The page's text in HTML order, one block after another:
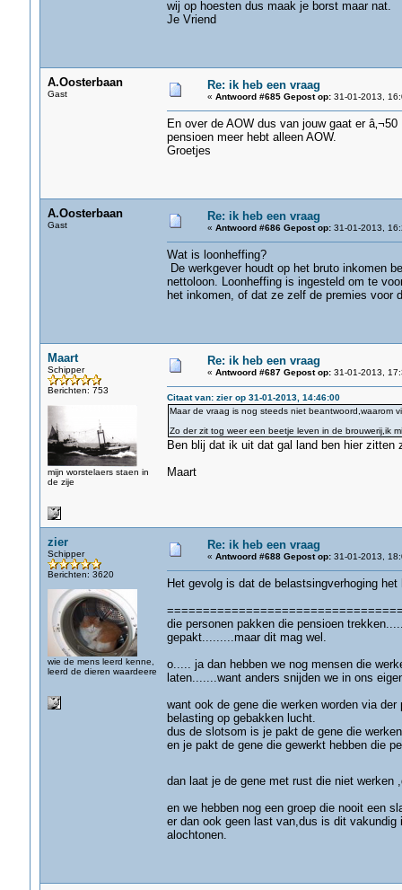
wij op hoesten dus maak je borst maar nat.
Je Vriend
A.Oosterbaan
Gast
Re: ik heb een vraag
« Antwoord #685 Gepost op:31-01-2013,
En over de AOW dus van jouw gaat er
pensioen meer hebt alleen AOW.
Groetjes
A.Oosterbaan
Gast
Re: ik heb een vraag
« Antwoord #686 Gepost op:31-01-2013,
Wat is loonheffing?
De werkgever houdt op het bruto inkomen
nettoloon. Loonheffing is ingesteld om te
het inkomen, of dat ze zelf de premies voor
Maart
Schipper
Berichten: 753
mijn worstelaers staen in
de zije
Re: ik heb een vraag
« Antwoord #687 Gepost op:31-01-2013,
Citaat van: zier op 31-01-2013, 14:46:00
Maar de vraag is nog steeds niet beantwoord,waarom
Zo der zit tog weer een beetje leven in de brouwerij,ik
Ben blij dat ik uit dat gal land ben hier
Maart
zier
Schipper
Berichten: 3620
wie de mens leerd kenne,
leerd de dieren waardeere
Re: ik heb een vraag
« Antwoord #688 Gepost op:31-01-2013,
Het gevolg is dat de belastsingverhoging
die personen pakken die pensioen
gepakt.........maar dit mag wel.
o..... ja dan hebben we nog mensen die
laten.......want anders snijden we in ons
want ook de gene die werken worden via
belasting op gebakken lucht.
dus de slotsom is je pakt de gene die
en je pakt de gene die gewerkt hebben die
dan laat je de gene met rust die niet
en we hebben nog een groep die nooit een
er dan ook geen last van,dus is dit
alochtonen.